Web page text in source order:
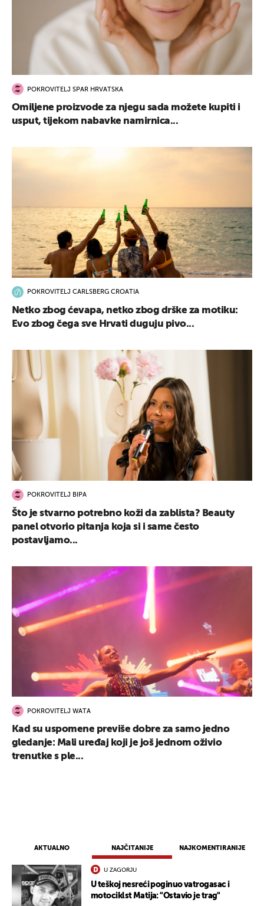
AKTUALNO NAJČITANIJE NAJKOMENTIRANIJE
U ZAGORJU
U teškoj nesreći poginuo vatrogasac i
motociklst Matija: "Ostavio je trag"
POKROVITELJ SPAR HRVATSKA
Omiljene proizvode za njegu sada možete kupiti i
usput, tijekom nabavke namirnica...
POKROVITELJ CARLSBERG CROATIA
Netko zbog ćevapa, netko zbog drške za motiku:
Evo zbog čega sve Hrvati duguju pivo...
POKROVITELJ BIPA
Što je stvarno potrebno koži da zablista? Beauty
panel otvorio pitanja koja si i same često
postavljamo...
POKROVITELJ WATA
Kad su uspomene previše dobre za samo jedno
gledanje: Mali uređaj koji je još jednom oživio
trenutke s ple...